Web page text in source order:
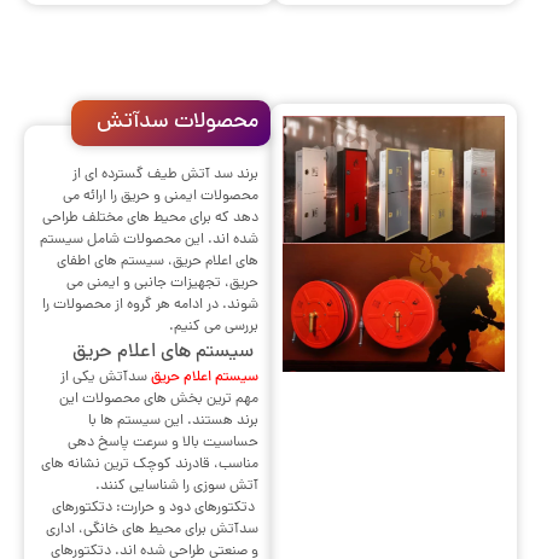
محصولات سدآتش
برند سد آتش طیف گسترده ای از
محصولات ایمنی و حریق را ارائه می
دهد که برای محیط های مختلف طراحی
شده اند. این محصولات شامل سیستم
های اعلام حریق، سیستم های اطفای
حریق، تجهیزات جانبی و ایمنی می
شوند. در ادامه هر گروه از محصولات را
بررسی می کنیم.
سیستم های اعلام حریق
سیستم اعلام حریقسدآتش یکی از
مهم ترین بخش های محصولات این
برند هستند. این سیستم ها با
حساسیت بالا و سرعت پاسخ دهی
مناسب، قادرند کوچک ترین نشانه های
آتش سوزی را شناسایی کنند.
دتکتورهای دود و حرارت: دتکتورهای
سدآتش برای محیط های خانگی، اداری
و صنعتی طراحی شده اند. دتکتورهای